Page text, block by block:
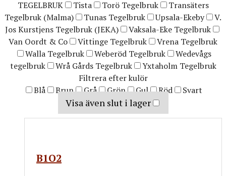
TEGELBRUK
Tista Torö Tegelbruk
Transäters
Tegelbruk (Malma)
Tunas Tegelbruk Upsala-Ekeby
V.
Jos Kurstjens Tegelbruk (JEKA)
Vaksala-Eke Tegelbruk
Van Oordt & Co
Vittinge Tegelbruk
Vrena Tegelbruk
Walla Tegelbruk
Weberöd Tegelbruk
Wedevågs
tegelbruk
Wrå Gårds Tegelbruk
Yxtaholm Tegelbruk
Filtrera efter kulör
Blå
Brun Grå Grön Gul Röd Svart
Visa även slut i lager
B1O2